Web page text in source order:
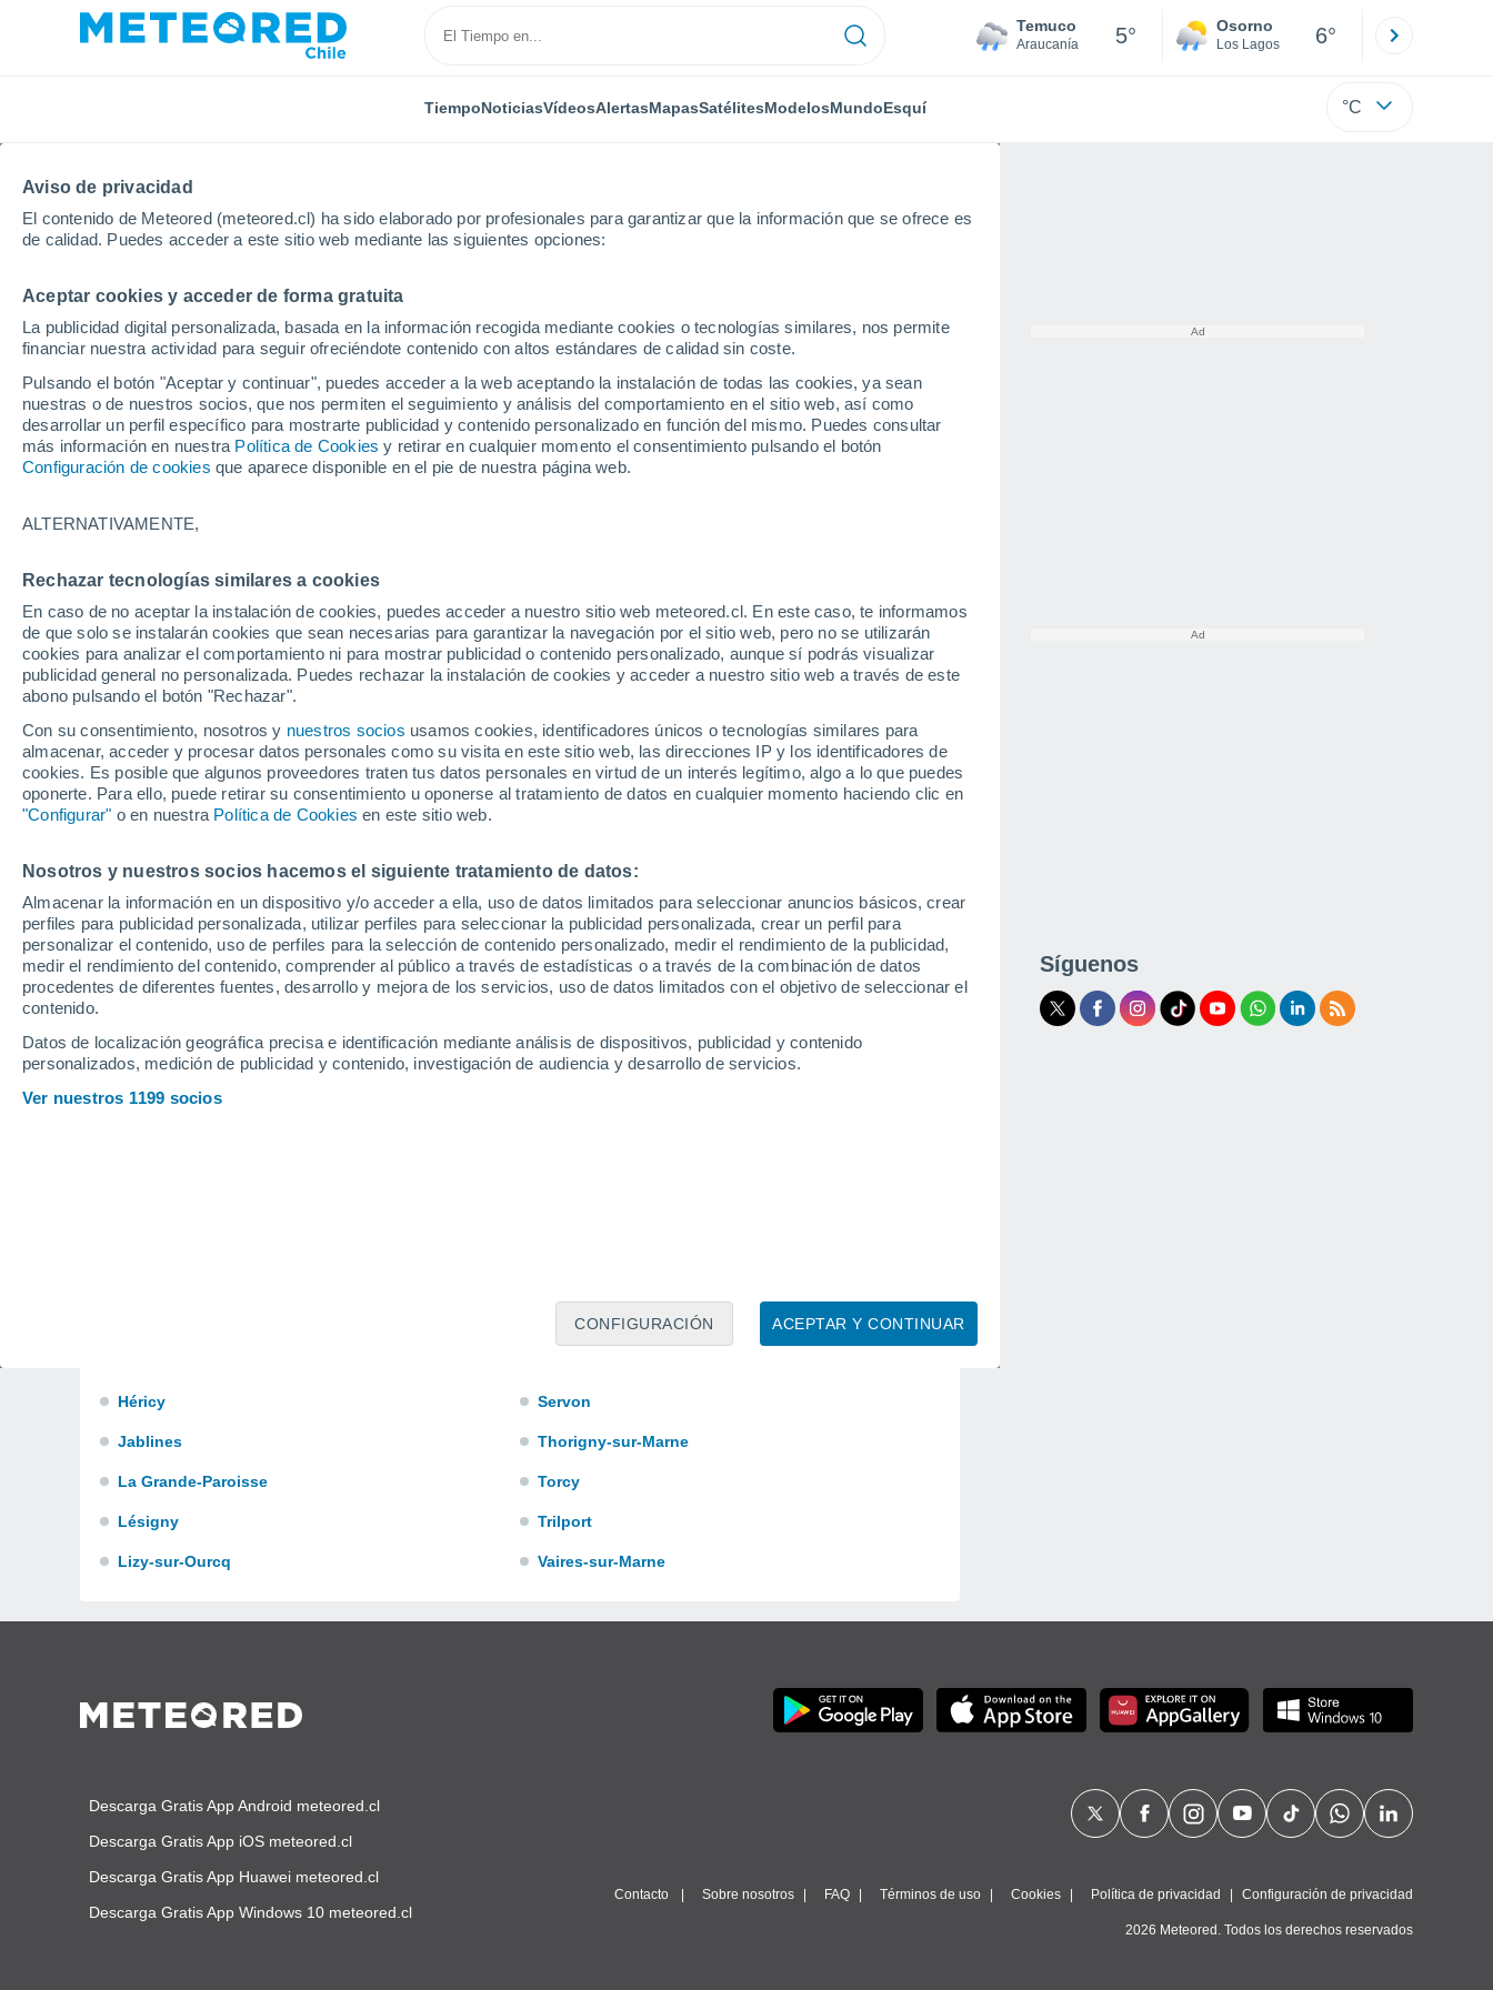
Aviso de privacidad
El contenido de Meteored (meteored.cl) ha sido elaborado por profesionales para garantizar que la información que se ofrece es
de calidad. Puedes acceder a este sitio web mediante las siguientes opciones:
Aceptar cookies y acceder de forma gratuita
La publicidad digital personalizada, basada en la información recogida mediante cookies o tecnologías similares, nos permite
financiar nuestra actividad para seguir ofreciéndote contenido con altos estándares de calidad sin coste.
Pulsando el botón "Aceptar y continuar", puedes acceder a la web aceptando la instalación de todas las cookies, ya sean
nuestras o de nuestros socios, que nos permiten el seguimiento y análisis del comportamiento en el sitio web, así como
desarrollar un perfil específico para mostrarte publicidad y contenido personalizado en función del mismo. Puedes consultar
más información en nuestra Política de Cookies y retirar en cualquier momento el consentimiento pulsando el botón
Configuración de cookies que aparece disponible en el pie de nuestra página web.
ALTERNATIVAMENTE,
Rechazar tecnologías similares a cookies
En caso de no aceptar la instalación de cookies, puedes acceder a nuestro sitio web meteored.cl. En este caso, te informamos
de que solo se instalarán cookies que sean necesarias para garantizar la navegación por el sitio web, pero no se utilizarán
cookies para analizar el comportamiento ni para mostrar publicidad o contenido personalizado, aunque sí podrás visualizar
publicidad general no personalizada. Puedes rechazar la instalación de cookies y acceder a nuestro sitio web a través de este
abono pulsando el botón "Rechazar".
Con su consentimiento, nosotros y nuestros socios usamos cookies, identificadores únicos o tecnologías similares para
almacenar, acceder y procesar datos personales como su visita en este sitio web, las direcciones IP y los identificadores de
cookies. Es posible que algunos proveedores traten tus datos personales en virtud de un interés legítimo, algo a lo que puedes
oponerte. Para ello, puede retirar su consentimiento u oponerse al tratamiento de datos en cualquier momento haciendo clic en
"Configurar" o en nuestra Política de Cookies en este sitio web.
Nosotros y nuestros socios hacemos el siguiente tratamiento de datos:
Almacenar la información en un dispositivo y/o acceder a ella, uso de datos limitados para seleccionar anuncios básicos, crear
perfiles para publicidad personalizada, utilizar perfiles para seleccionar la publicidad personalizada, crear un perfil para
personalizar el contenido, uso de perfiles para la selección de contenido personalizado, medir el rendimiento de la publicidad,
medir el rendimiento del contenido, comprender al público a través de estadísticas o a través de la combinación de datos
procedentes de diferentes fuentes, desarrollo y mejora de los servicios, uso de datos limitados con el objetivo de seleccionar el
contenido.
Datos de localización geográfica precisa e identificación mediante análisis de dispositivos, publicidad y contenido
personalizados, medición de publicidad y contenido, investigación de audiencia y desarrollo de servicios.
Ver nuestros 1199 socios
ACEPTAR Y CONTINUAR
CONFIGURACIÓN
Temuco
Araucanía 5° Osorno
Los Lagos 6°
TiempoNoticiasVídeosAlertasMapasSatélitesModelosMundoEsquí °C
Inicio Francia Isla de Francia Sena y Marne
El tiempo en todas las ciudades de Sena y
Marne
Todas las localidades de Sena y Marne
Bailly-Romainvilliers
Barbizon
Bois-le-Roi
Bouleurs
Bourron-Marlotte
Chalifert
Chanteloup-en-Brie
Chartrettes
Collégien
Héricy
Jablines
La Grande-Paroisse
Lésigny
Lizy-sur-Ourcq
Longperrier
Magny-le-Hongre
Maincy
Mitry-Mory
Montévrain
Nangis
Noisiel
Noisy-sur-Ecole
Pamfou
Savigny-le-Temple
Servon
Thorigny-sur-Marne
Torcy
Trilport
Vaires-sur-Marne
Síguenos
Descarga Gratis App Android meteored.cl
Descarga Gratis App iOS meteored.cl
Descarga Gratis App Huawei meteored.cl
Descarga Gratis App Windows 10 meteored.cl
Contacto Sobre nosotros FAQ Términos de uso Cookies Política de privacidad Configuración de privacidad
2026 Meteored. Todos los derechos reservados